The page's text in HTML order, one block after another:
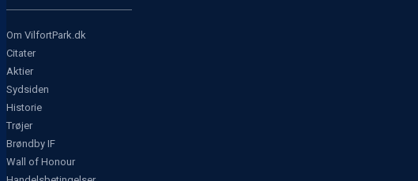
Om VilfortPark.dk
Citater
Aktier
Sydsiden
Historie
Trøjer
Brøndby IF
Wall of Honour